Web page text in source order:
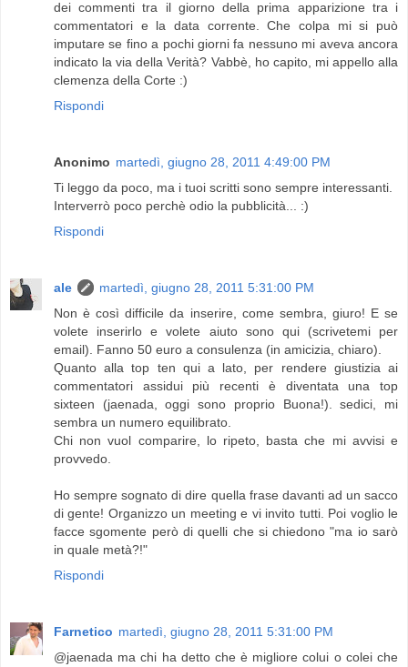
dei commenti tra il giorno della prima apparizione tra i
commentatori e la data corrente. Che colpa mi si può
imputare se fino a pochi giorni fa nessuno mi aveva ancora
indicato la via della Verità? Vabbè, ho capito, mi appello alla
clemenza della Corte :)
Rispondi
Anonimo martedì, giugno 28, 2011 4:49:00 PM
Ti leggo da poco, ma i tuoi scritti sono sempre interessanti.
Interverrò poco perchè odio la pubblicità... :)
Rispondi
ale
martedì, giugno 28, 2011 5:31:00 PM
Non è così difficile da inserire, come sembra, giuro! E se
volete inserirlo e volete aiuto sono qui (scrivetemi per
email). Fanno 50 euro a consulenza (in amicizia, chiaro).
Quanto alla top ten qui a lato, per rendere giustizia ai
commentatori assidui più recenti è diventata una top
sixteen (jaenada, oggi sono proprio Buona!). sedici, mi
sembra un numero equilibrato.
Chi non vuol comparire, lo ripeto, basta che mi avvisi e
provvedo.
Ho sempre sognato di dire quella frase davanti ad un sacco
di gente! Organizzo un meeting e vi invito tutti. Poi voglio le
facce sgomente però di quelli che si chiedono "ma io sarò
in quale metà?!"
Rispondi
Farnetico martedì, giugno 28, 2011 5:31:00 PM
@jaenada ma chi ha detto che è migliore colui o colei che